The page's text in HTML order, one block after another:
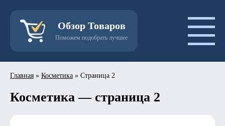
Обзор Товаров
Поможем подобрать лучшее
Главная » Косметика » Страница 2
Косметика — страница 2